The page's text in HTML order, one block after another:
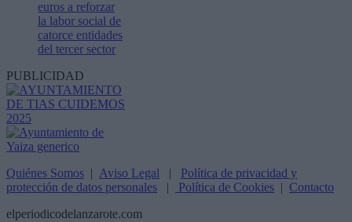
euros a reforzar
la labor social de
catorce entidades
del tercer sector
PUBLICIDAD
Quiénes Somos | Aviso Legal | Política de privacidad y
protección de datos personales | Política de Cookies | Contacto
elperiodicodelanzarote.com